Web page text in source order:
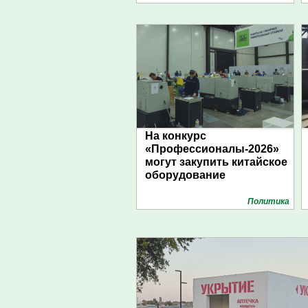
На конкурс
«Профессионалы-2026»
могут закупить китайское
оборудование
Политика